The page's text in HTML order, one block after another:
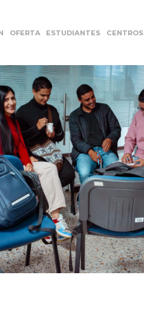
OFERTA ESTUDIANTES CENTROS